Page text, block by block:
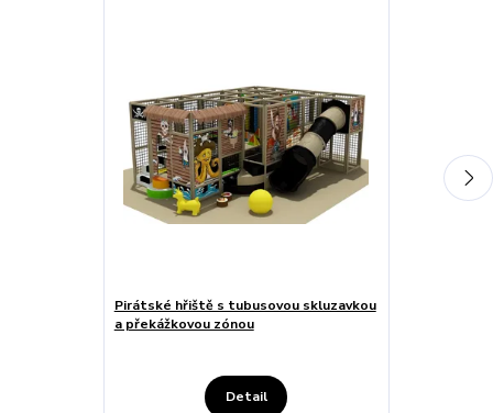
Pirátské hřiště s tubusovou skluzavkou
a překážkovou zónou
Detail